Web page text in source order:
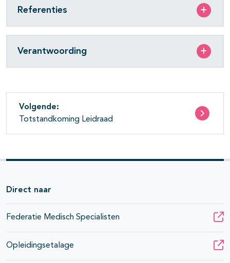
Referenties
Verantwoording
Volgende:
Totstandkoming Leidraad
Direct naar
Federatie Medisch Specialisten
Opleidingsetalage